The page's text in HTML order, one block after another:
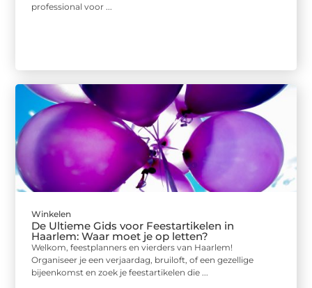
professional voor ...
Winkelen
De Ultieme Gids voor Feestartikelen in
Haarlem: Waar moet je op letten?
Welkom, feestplanners en vierders van Haarlem!
Organiseer je een verjaardag, bruiloft, of een gezellige
bijeenkomst en zoek je feestartikelen die ...